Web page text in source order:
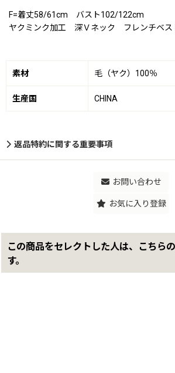
F=着丈58/61cm バスト102/122cm
ヤクミンク加工 深Ｖネック フレンチベス
素材 毛（ヤク）100％
生産国 CHINA
返品特約に関する重要事項
お問い合わせ
お気に入り登録
この商品をセレクトした人は、こちら
す。